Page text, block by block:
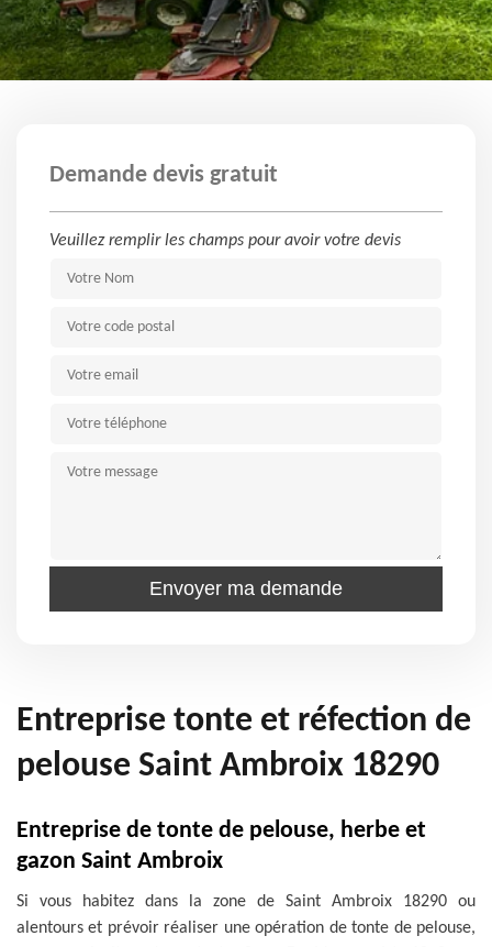
Demande devis gratuit
Veuillez remplir les champs pour avoir votre devis
Entreprise tonte et réfection de
pelouse Saint Ambroix 18290
Entreprise de tonte de pelouse, herbe et
gazon Saint Ambroix
Si vous habitez dans la zone de Saint Ambroix 18290 ou
alentours et prévoir réaliser une opération de tonte de pelouse,